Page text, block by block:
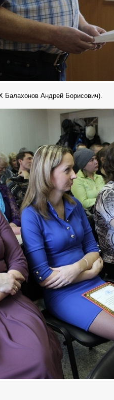
Андрей Борисович).